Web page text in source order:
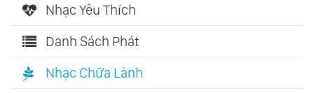
Nhạc Yêu Thích
Danh Sách Phát
Nhạc Chữa Lành